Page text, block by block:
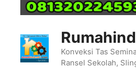
Konveksi Tas
Ransel Sekolah,